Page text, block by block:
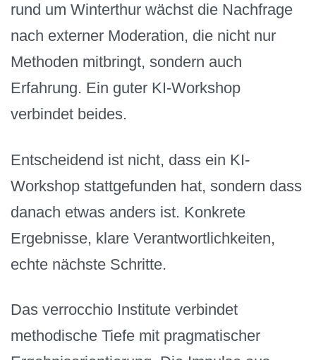
rund um Winterthur wächst die Nachfrage
nach externer Moderation, die nicht nur
Methoden mitbringt, sondern auch
Erfahrung. Ein guter KI-Workshop
verbindet beides.
Entscheidend ist nicht, dass ein KI-
Workshop stattgefunden hat, sondern dass
danach etwas anders ist. Konkrete
Ergebnisse, klare Verantwortlichkeiten,
echte nächste Schritte.
Das verrocchio Institute verbindet
methodische Tiefe mit pragmatischer